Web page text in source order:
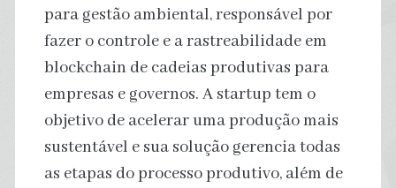
para gestão ambiental, responsável por
fazer o controle e a rastreabilidade em
blockchain de cadeias produtivas para
empresas e governos. A startup tem o
objetivo de acelerar uma produção mais
sustentável e sua solução gerencia todas
as etapas do processo produtivo, além de